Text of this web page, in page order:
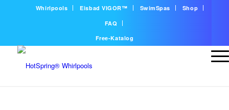
Whirlpools Eisbad VIGOR™ SwimSpas
Shop
FAQ
Free-Katalog